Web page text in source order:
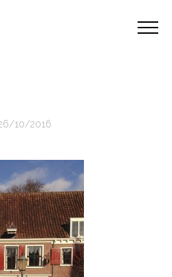
10/2016